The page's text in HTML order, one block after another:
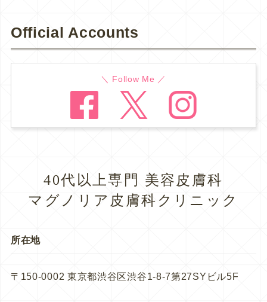
Official Accounts
＼ Follow Me ／
40代以上専門 美容皮膚科
マグノリア皮膚科クリニック
所在地
〒150-0002 東京都渋谷区渋谷1-8-7第27SYビル5F